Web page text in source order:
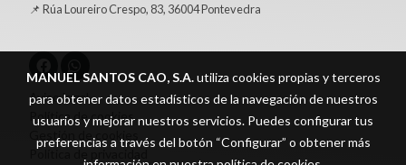
📌 Rúa Loureiro Crespo, 83, 36004 Pontevedra
Aviso legal
Política de cookies
Gestión de cookies
Política de privacidad
MANUEL SANTOS CAO, S.A.utiliza cookies propias y terceros
para obtener datos estadísticos de la navegación de nuestros
usuarios y mejorar nuestros servicios. Puedes configurar tus
preferencias a través del botón “Configurar” o obtener más